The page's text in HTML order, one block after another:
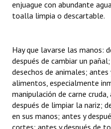
enjuague con abundante
toalla limpia o descartable.
Hay que lavarse las manos:
después de cambiar un
desechos de animales; antes
alimentos, especialmente
manipulación de carne
después de limpiar la nariz;
en sus manos; antes y
cortes; antes y después de